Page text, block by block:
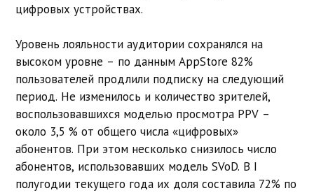
цифровых устройствах.
Уровень лояльности аудитории сохранялся на
высоком уровне – по данным AppStore 82%
пользователей продлили подписку на следующий
период. Не изменилось и количество зрителей,
воспользовавшихся моделью просмотра PPV –
около 3,5 % от общего числа «цифровых»
абонентов. При этом несколько снизилось число
абонентов, использовавших модель SVoD. В I
полугодии текущего года их доля составила 72% по